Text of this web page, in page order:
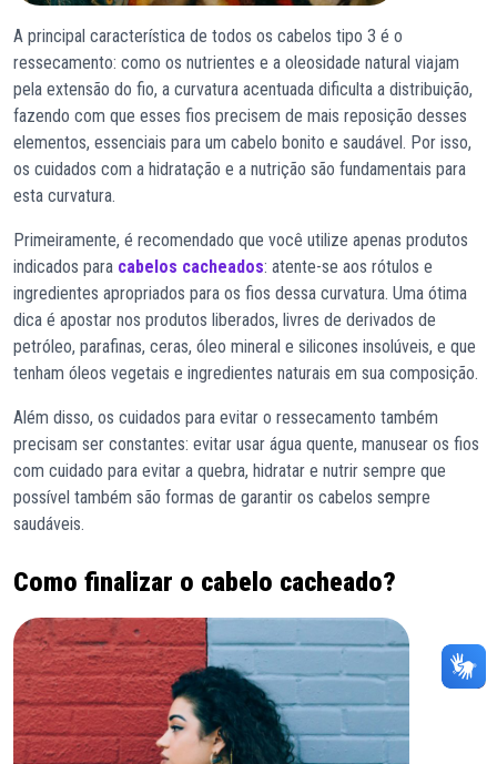
A principal característica de todos os cabelos tipo 3 é o
ressecamento: como os nutrientes e a oleosidade natural viajam
pela extensão do fio, a curvatura acentuada dificulta a distribuição,
fazendo com que esses fios precisem de mais reposição desses
elementos, essenciais para um cabelo bonito e saudável. Por isso,
os cuidados com a hidratação e a nutrição são fundamentais para
esta curvatura.
Primeiramente, é recomendado que você utilize apenas produtos
indicados para cabelos cacheados: atente-se aos rótulos e
ingredientes apropriados para os fios dessa curvatura. Uma ótima
dica é apostar nos produtos liberados, livres de derivados de
petróleo, parafinas, ceras, óleo mineral e silicones insolúveis, e que
tenham óleos vegetais e ingredientes naturais em sua composição.
Além disso, os cuidados para evitar o ressecamento também
precisam ser constantes: evitar usar água quente, manusear os fios
com cuidado para evitar a quebra, hidratar e nutrir sempre que
possível também são formas de garantir os cabelos sempre
saudáveis.
Como finalizar o cabelo cacheado?